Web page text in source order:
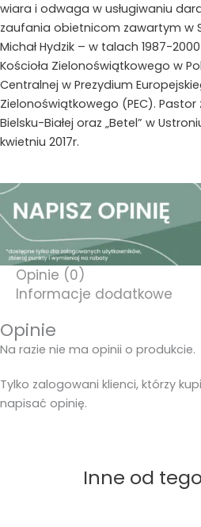
wiara i odwaga w usługiwaniu
zaufania obietnicom zawartym w
Michał Hydzik – w talach 1987-
Kościoła Zielonoświątkowego w
Centralnej w Prezydium
Zielonoświątkowego (PEC). Pastor
Bielsku-Białej oraz „Betel” w
kwietniu 2017r.
Opinie (0)
Informacje dodatkowe
Opinie
Na razie nie ma opinii o produkcie.
Tylko zalogowani klienci, którzy
napisać opinię.
Inne od